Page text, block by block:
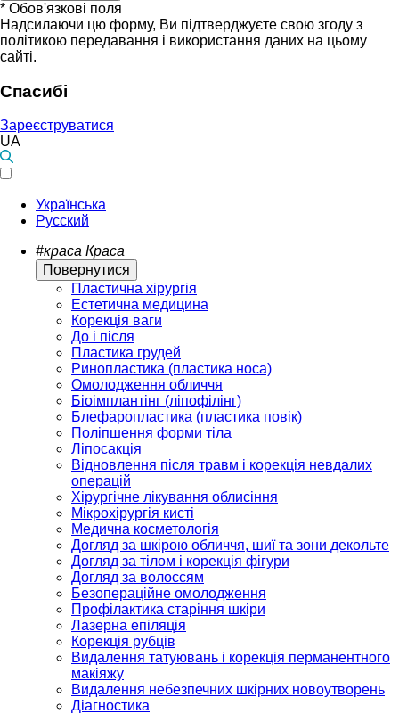
* Обов'язкові поля
Надсилаючи цю форму, Ви підтверджуєте свою згоду з
політикою передавання і використання даних на цьому
сайті.
Спасибі
Зареєструватися
UA
Українська
Русский
#краса Краса
Повернутися
Пластична хірургія
Естетична медицина
Корекція ваги
До і після
Пластика грудей
Ринопластика (пластика носа)
Омолодження обличчя
Біоімплантінг (ліпофілінг)
Блефаропластика (пластика повік)
Поліпшення форми тіла
Ліпосакція
Відновлення після травм і корекція невдалих
операцій
Хірургічне лікування облисіння
Мікрохірургія кисті
Медична косметологія
Догляд за шкірою обличчя, шиї та зони декольте
Догляд за тілом і корекція фігури
Догляд за волоссям
Безопераційне омолодження
Профілактика старіння шкіри
Лазерна епіляція
Корекція рубців
Видалення татуювань і корекція перманентного
макіяжу
Видалення небезпечних шкірних новоутворень
Діагностика